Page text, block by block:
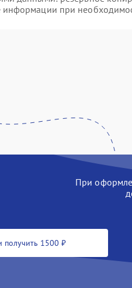
информации при
При
получить 1500 ₽